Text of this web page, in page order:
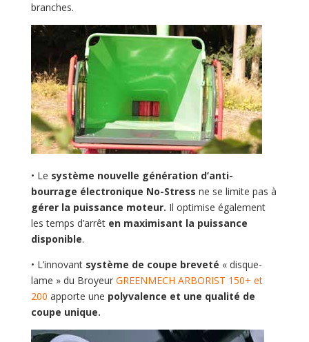
branches.
• Le système nouvelle génération d’anti-
bourrage électronique No-Stress ne se limite pas à
gérer la puissance moteur. Il optimise également
les temps d’arrêt en maximisant la puissance
disponible.
• L’innovant système de coupe breveté « disque-
lame » du Broyeur GREENMECH ARBORIST 150+ et
200 apporte une polyvalence et une qualité de
coupe unique.